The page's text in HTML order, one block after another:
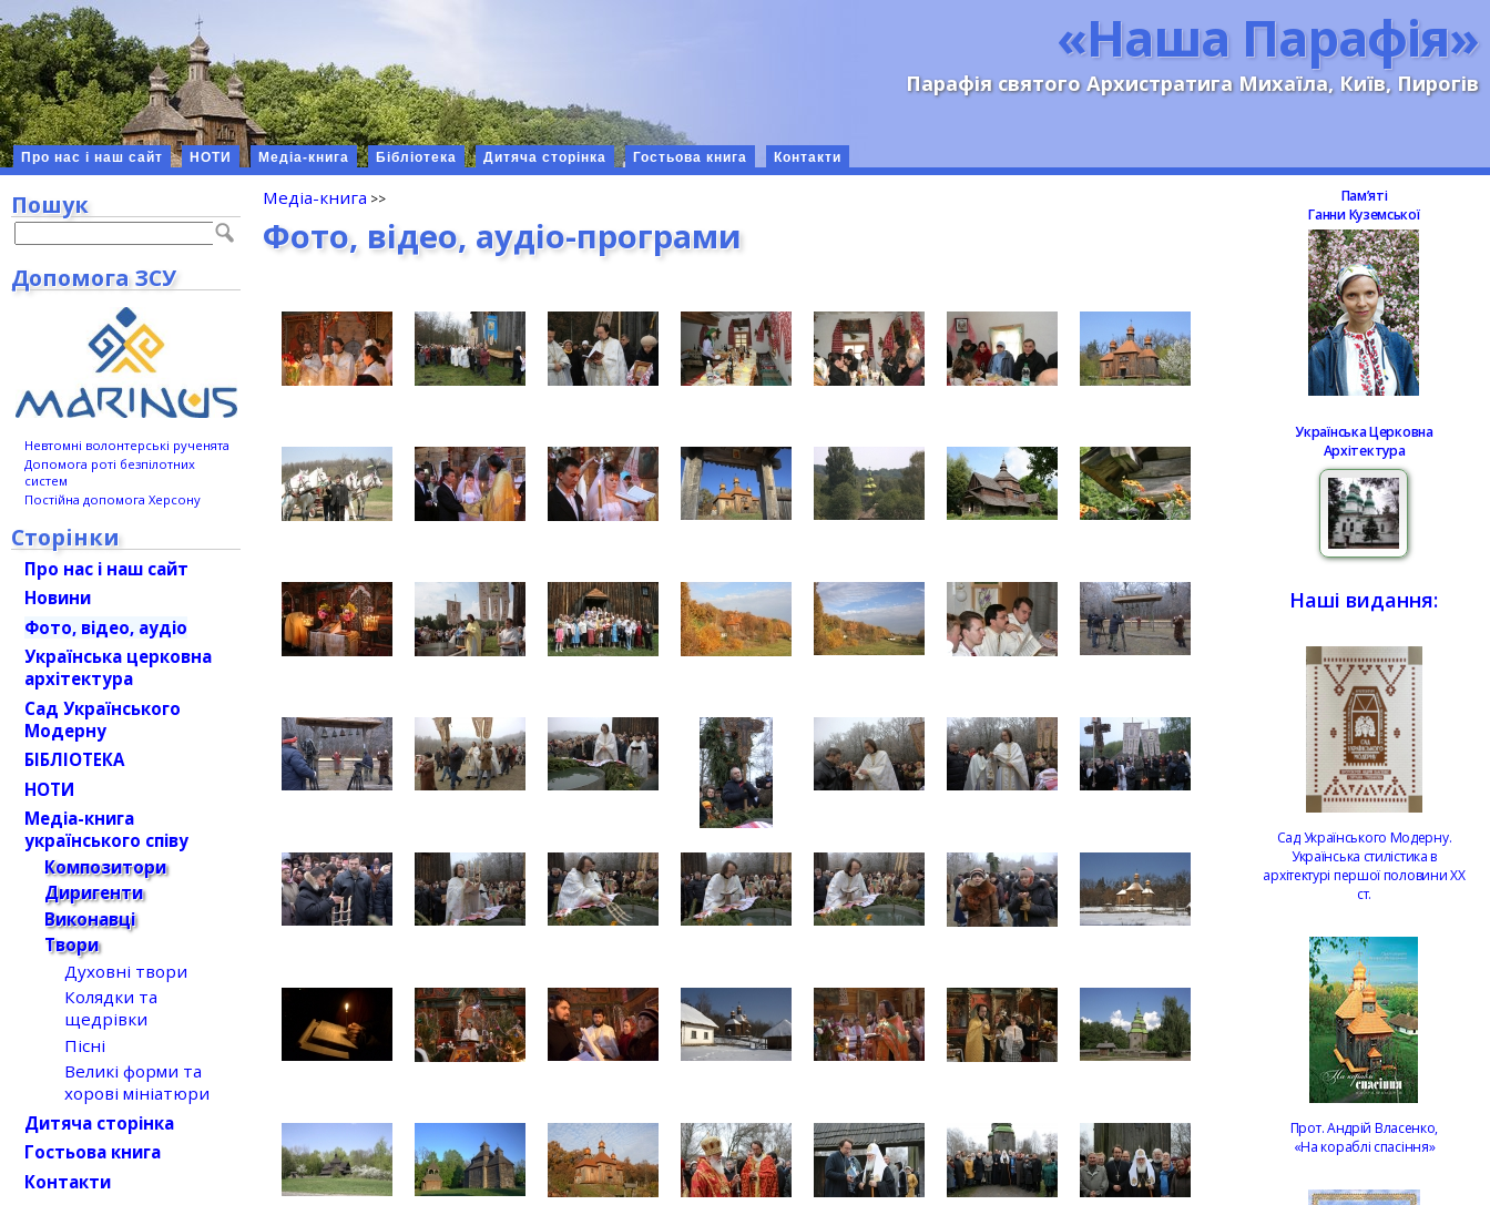
«Наша Парафія»
Парафія святого Архистратига Михаїла, Київ, Пирогів
Про нас і наш сайт НОТИ Медіа-книга Бібліотека Дитяча сторінка Гостьова книга Контакти
Медіа-книга
Фото, відео, аудіо-програми
Пошук
Допомога ЗСУ
Невтомні волонтерські рученята
Допомога роті безпілотних
систем
Постійна допомога Херсону
Сторінки
Про нас і наш сайт
Новини
Фото, відео, аудіо
Українська церковна
архітектура
Сад Українського
Модерну
БІБЛІОТЕКА
НОТИ
Медіа-книга
українського співу
Композитори
Диригенти
Виконавці
Твори
Духовні твори
Колядки та
щедрівки
Пісні
Великі форми та
хорові мініатюри
Дитяча сторінка
Гостьова книга
Контакти
Памʼяті
Ганни Куземської
Українська Церковна
Архітектура
Наші видання:
Сад Українського Модерну.
Українська стилістика в
архітектурі першої половини ХХ
ст.
Прот. Андрій Власенко,
«На кораблі спасіння»